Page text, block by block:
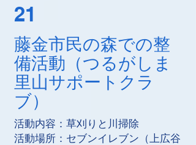
21
藤金市民の森での整
備活動（つるがしま
里山サポートクラ
ブ）
活動内容：草刈りと川掃除
活動場所：セブンイレブン（上広谷